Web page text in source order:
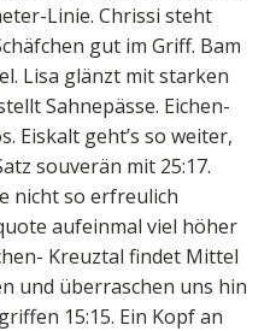
Linie. Chrissi steht
gut im Griff. Bam
Lisa glänzt mit starken
Sahnepässe. Eichen-
Eiskalt geht’s so weiter,
souverän mit 25:17.
nicht so erfreulich
aufeinmal viel höher
Kreuztal findet Mittel
und überraschen uns hin
15:15. Ein Kopf an